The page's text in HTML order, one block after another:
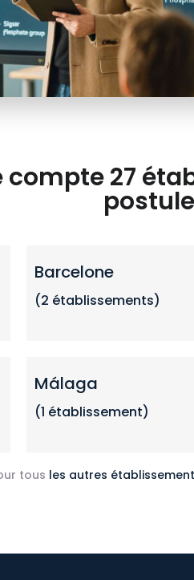
compte 27
Barcelone
(2 établissements)
Málaga
(1 établissement)
tous les autres